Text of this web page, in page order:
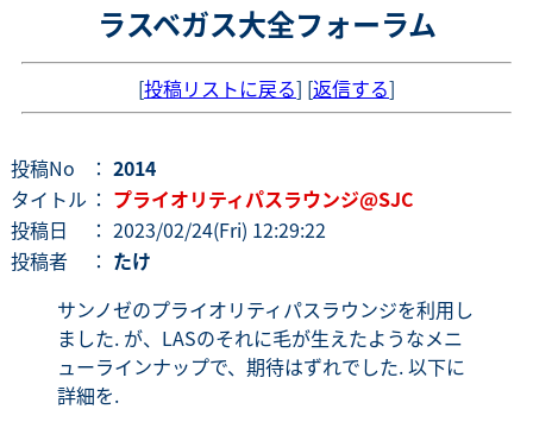
ラスベガス大全フォーラム
[投稿リストに戻る] [返信する]
投稿No ： 2014
タイトル ： プライオリティパスラウンジ@SJC
投稿日
： 2023/02/24(Fri) 12:29:22
投稿者
： たけ
サンノゼのプライオリティパスラウンジを利用し
ました. が、LASのそれに毛が生えたようなメニ
ューラインナップで、期待はずれでした. 以下に
詳細を.